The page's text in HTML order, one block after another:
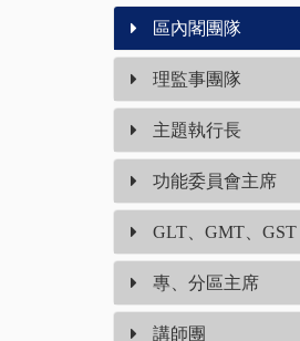
區內閣團隊
理監事團隊
主題執行長
功能委員會主席
GLT、GMT、GST
專、分區主席
講師團